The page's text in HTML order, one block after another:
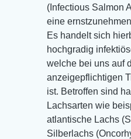
(Infectious Salmon
eine
Es handelt sich
hochgradig
welche bei uns auf
anzeigepflichtigen
ist. Betroffen sind
Lachsarten wie
atlantische Lachs
Silberlachs